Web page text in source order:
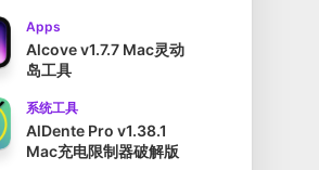
Apps
Alcove v1.7.7 Mac灵动
岛工具
系统工具
AlDente Pro v1.38.1
Mac充电限制器破解版